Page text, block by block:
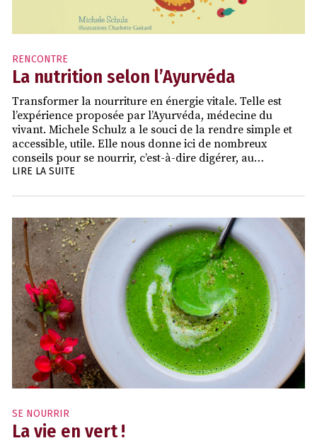
RENCONTRE
La nutrition selon l’Ayurvéda
Transformer la nourriture en énergie vitale. Telle est
l’expérience proposée par l’Ayurvéda, médecine du
vivant. Michele Schulz a le souci de la rendre simple et
accessible, utile. Elle nous donne ici de nombreux
conseils pour se nourrir, c’est-à-dire digérer, au…
LIRE LA SUITE
SE NOURRIR
La vie en vert !